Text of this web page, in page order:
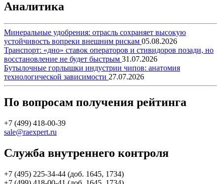
Аналитика
Минеральные удобрения: отрасль сохраняет высокую
устойчивость вопреки внешним рискам 05.08.2026
Транспорт: «дно» ставок операторов и стивидоров позади, но
восстановление не будет быстрым 31.07.2026
Бутылочные горлышки индустрии чипов: анатомия
технологической зависимости 27.07.2026
По вопросам получения рейтинга
+7 (499) 418-00-39
sale@raexpert.ru
Служба внутреннего контроля
+7 (495) 225-34-44 (доб. 1645, 1734)